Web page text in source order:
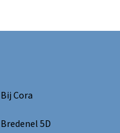
Bij Cora
Bredenel 5D